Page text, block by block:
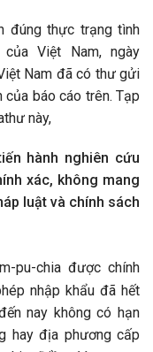
đúng thực trạng tình
Việt Nam, ngày
Nam đã có thư gửi
báo cáo trên. Tạp
này,
hành nghiên cứu
xác, không mang
luật và chính sách
pu-chia được chính
nhập khẩu đã hết
nay không có hạn
hay địa phương cấp